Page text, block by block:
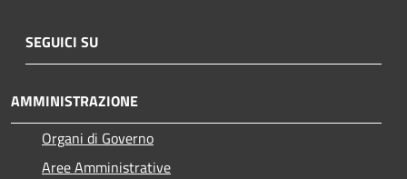
SEGUICI SU
AMMINISTRAZIONE
Organi di Governo
Aree Amministrative